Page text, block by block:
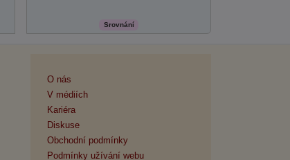
Srovnání
O nás
V médiích
Kariéra
Diskuse
Obchodní podmínky
Podmínky užívání webu